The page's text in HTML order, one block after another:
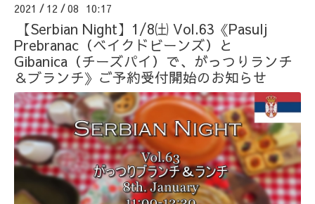
2021 / 12 /08 10:17
【Serbian Night】1/8㈯ Vol.63《Pasulj
Prebranac（ベイクドビーンズ）と
Gibanica（チーズパイ）で、がっつりランチ
＆ブランチ》ご予約受付開始のお知らせ